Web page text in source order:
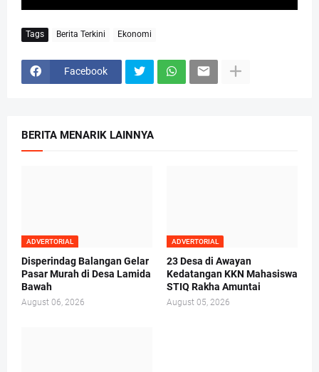
Tags Berita Terkini Ekonomi
Facebook
BERITA MENARIK LAINNYA
ADVERTORIAL
Disperindag Balangan Gelar
Pasar Murah di Desa Lamida
Bawah
August 06, 2026
ADVERTORIAL
23 Desa di Awayan
Kedatangan KKN Mahasiswa
STIQ Rakha Amuntai
August 05, 2026